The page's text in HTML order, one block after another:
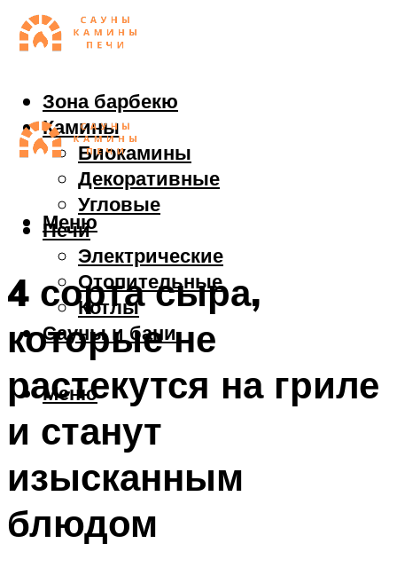
Зона барбекю
Камины
Биокамины
Декоративные
Угловые
Печи
Электрические
Отопительные
Котлы
Сауны и бани
Меню
Меню
4 сорта сыра,
которые не
растекутся на гриле
и станут
изысканным
блюдом